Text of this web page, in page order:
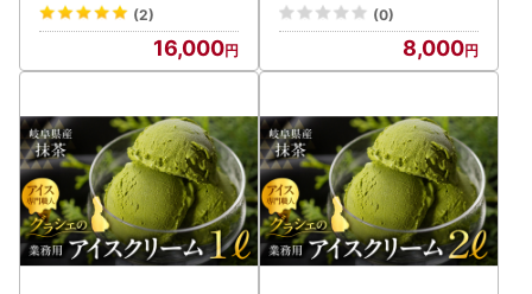
(2)
16,000
(0)
8,000